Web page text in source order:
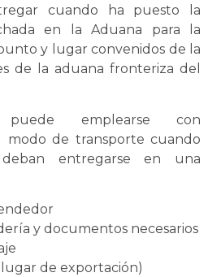
cuando ha puesto la
en la Aduana para la
y lugar convenidos de la
de la aduana fronteriza del
emplearse con
modo de transporte cuando
deban entregarse en una
y documentos necesarios
de exportación)